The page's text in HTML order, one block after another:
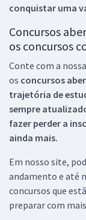
conquistar uma
Concursos
os concursos
Conte com a
os concursos
trajetória de
sempre
fazer perder a
ainda mais.
Em nosso site,
andamento e até
concursos que
preparar com